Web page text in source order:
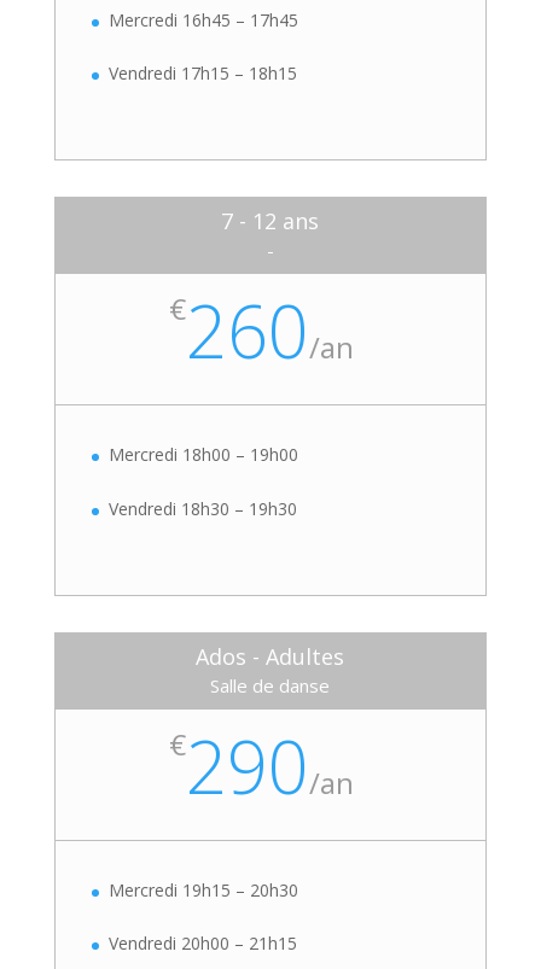
Mercredi 16h45 – 17h45
Vendredi 17h15 – 18h15
7 - 12 ans
-
€260/an
Mercredi 18h00 – 19h00
Vendredi 18h30 – 19h30
Ados - Adultes
Salle de danse
€290/an
Mercredi 19h15 – 20h30
Vendredi 20h00 – 21h15